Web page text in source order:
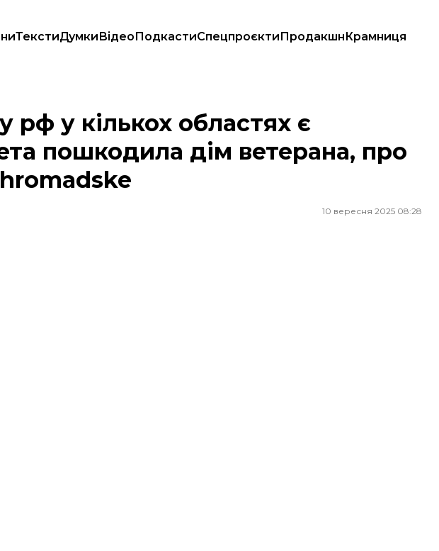
ТекстиДумкиВідеоПодкастиСпецпроєктиПродакшнКрамниця
Ракета пошкодила дім ветерана, про якого писало hromadske
рф у кількох областях є
пошкодила дім ветерана, про
10 вересня 2025 08:28